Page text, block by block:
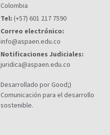
Colombia
Tel: (+57) 601 217 7590
Correo electrónico:
info@aspaen.edu.co
Notificaciones Judiciales:
juridica@aspaen.edu.co
Desarrollado por Good;)
Comunicación para el desarrollo
sostenible.